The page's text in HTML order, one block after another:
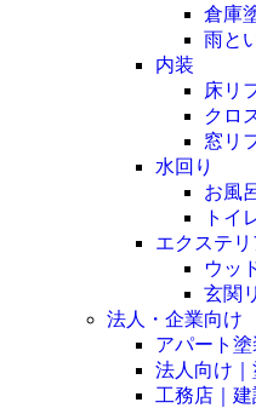
倉庫
雨と
内装
床リ
クロ
窓リ
水回り
お風
トイ
エクステリ
ウッ
玄関
法人・企業向け
アパート塗
法人向け
工務店｜